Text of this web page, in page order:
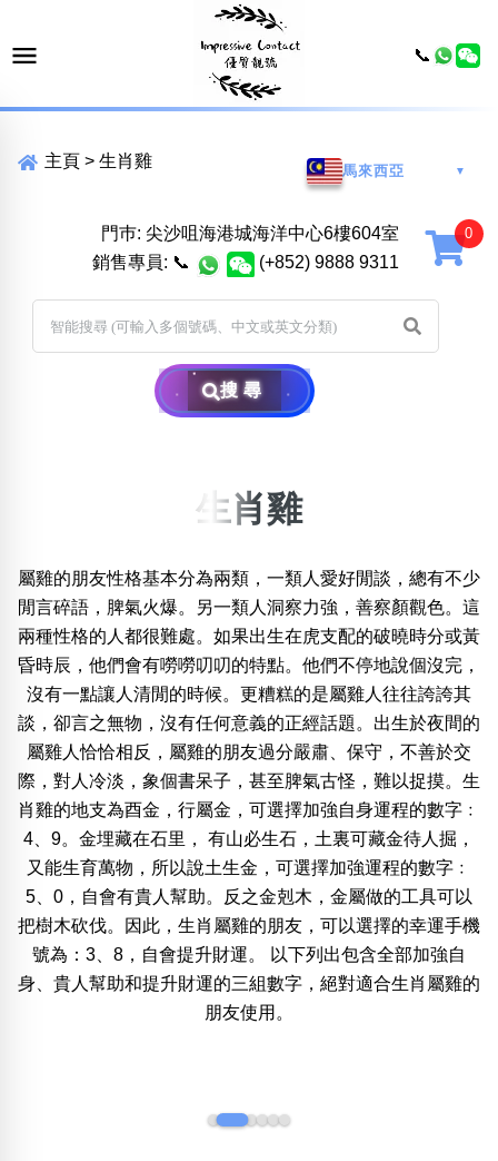
主頁 > 生肖雞
馬來西亞 ▼
門巿: 尖沙咀海港城海洋中心6樓604室
銷售專員: 📞 (+852) 9888 9311
搜尋
位置:
一 三 四 五 六 七 八 九 十
清除全部分類
搜尋
不包含數字
無0 無1無2無3無4無5無6 無7無8 無9
清除全部分類
搜尋
生天延
生肖雞
屬雞的朋友性格基本分為兩類，一類人愛好閒談，總有不少
閒言碎語，脾氣火爆。另一類人洞察力強，善察顏觀色。這
兩種性格的人都很難處。如果出生在虎支配的破曉時分或黃
昏時辰，他們會有嘮嘮叨叨的特點。他們不停地說個沒完，
沒有一點讓人清閒的時候。更糟糕的是屬雞人往往誇誇其
談，卻言之無物，沒有任何意義的正經話題。出生於夜間的
屬雞人恰恰相反，屬雞的朋友過分嚴肅、保守，不善於交
際，對人冷淡，象個書呆子，甚至脾氣古怪，難以捉摸。生
肖雞的地支為酉金，行屬金，可選擇加強自身運程的數字﹕
4、9。金埋藏在石里， 有山必生石，土裏可藏金待人掘，
又能生育萬物，所以說土生金，可選擇加強運程的數字﹕
5、0，自會有貴人幫助。反之金剋木，金屬做的工具可以
把樹木砍伐。因此，生肖屬雞的朋友，可以選擇的幸運手機
號為：3、8，自會提升財運。 以下列出包含全部加強自
身、貴人幫助和提升財運的三組數字，絕對適合生肖屬雞的
朋友使用。
📞